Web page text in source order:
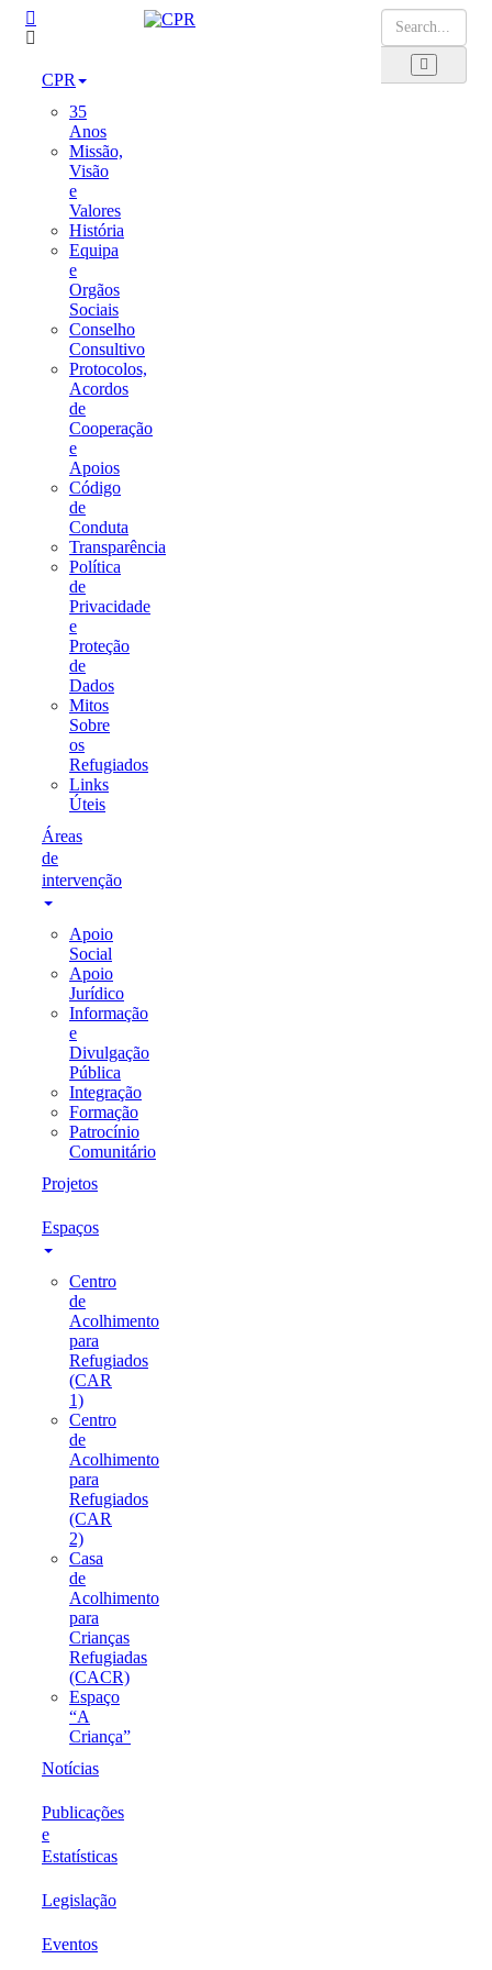
CPR
35
Anos
Missão,
Visão
e
Valores
História
Equipa
e
Orgãos
Sociais
Conselho
Consultivo
Protocolos,
Acordos
de
Cooperação
e
Apoios
Código
de
Conduta
Transparência
Política
de
Privacidade
e
Proteção
de
Dados
Mitos
Sobre
os
Refugiados
Links
Úteis
Áreas
de
intervenção
Apoio
Social
Apoio
Jurídico
Informação
e
Divulgação
Pública
Integração
Formação
Patrocínio
Comunitário
Projetos
Espaços
Centro
de
Acolhimento
para
Refugiados
(CAR
1)
Centro
de
Acolhimento
para
Refugiados
(CAR
2)
Casa
de
Acolhimento
para
Crianças
Refugiadas
(CACR)
Espaço
“A
Criança”
Notícias
Publicações
e
Estatísticas
Legislação
Eventos